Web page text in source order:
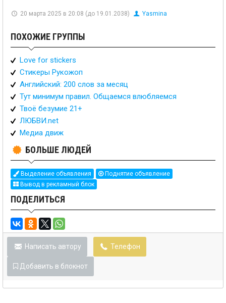
20 марта 2025 в 20:08 (до 19.01.2038) Yasmina
ПОХОЖИЕ ГРУППЫ
Love for stickers
Стикеры Рукожоп
Английский: 200 слов за месяц
Тут минимум правил. Общаемся влюбляемся
Твоё безумие 21+
ЛЮБВИ.net
Медиа движ
БОЛЬШЕ ЛЮДЕЙ
Выделение объявления
Поднятие объявление
Вывод в рекламный блок
ПОДЕЛИТЬСЯ
Написать автору Телефон
Добавить в блокнот